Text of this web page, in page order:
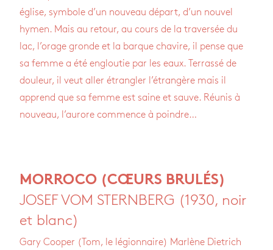
église, symbole d’un nouveau départ, d’un nouvel
hymen. Mais au retour, au cours de la traversée du
lac, l’orage gronde et la barque chavire, il pense que
sa femme a été engloutie par les eaux. Terrassé de
douleur, il veut aller étrangler l’étrangère mais il
apprend que sa femme est saine et sauve. Réunis à
nouveau, l’aurore commence à poindre…
MORROCO (CŒURS BRULÉS)
JOSEF VOM STERNBERG (1930, noir
et blanc)
Gary Cooper (Tom, le légionnaire) Marlène Dietrich